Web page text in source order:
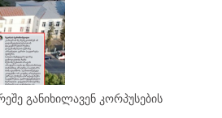
განიხილავენ კორპუსების